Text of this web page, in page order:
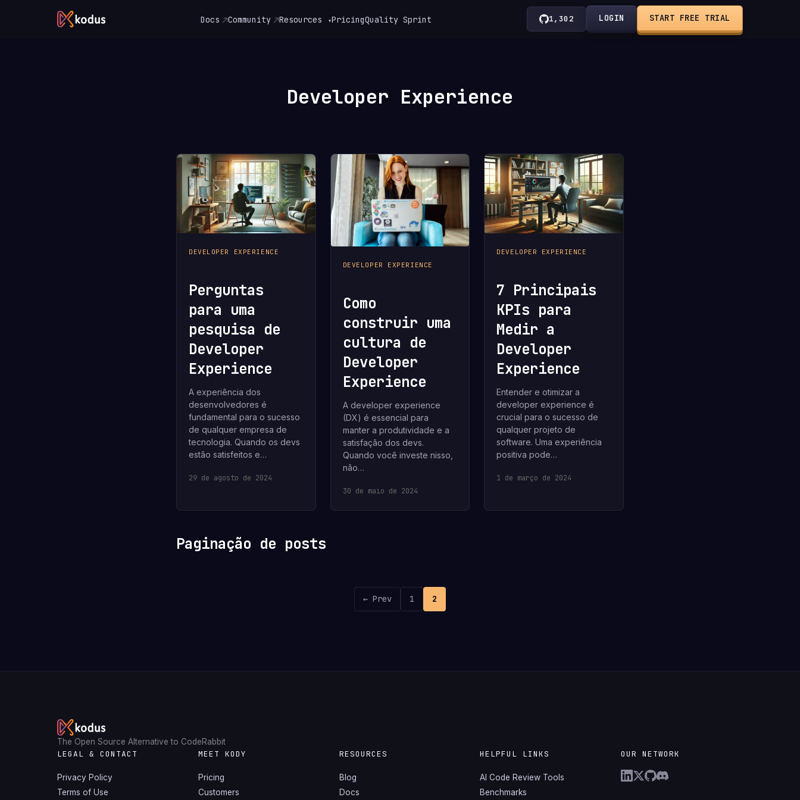
Docs Community Resources ▾PricingQuality Sprint 1,302 LOGIN START FREE TRIAL
Developer Experience
DEVELOPER EXPERIENCE
Perguntas
para uma
pesquisa de
Developer
Experience
A experiência dos
desenvolvedores é
fundamental para o sucesso
de qualquer empresa de
tecnologia. Quando os devs
estão satisfeitos e…
29 de agosto de 2024
DEVELOPER EXPERIENCE
Como
construir uma
cultura de
Developer
Experience
A developer experience
(DX) é essencial para
manter a produtividade e a
satisfação dos devs.
Quando você investe nisso,
não…
30 de maio de 2024
DEVELOPER EXPERIENCE
7 Principais
KPIs para
Medir a
Developer
Experience
Entender e otimizar a
developer experience é
crucial para o sucesso de
qualquer projeto de
software. Uma experiência
positiva pode…
1 de março de 2024
Paginação de posts
← Prev 1 2
The Open Source Alternative to CodeRabbit
LEGAL & CONTACT
Privacy Policy
Terms of Use
MEET KODY
Pricing
Customers
RESOURCES
Blog
Docs
HELPFUL LINKS
AI Code Review Tools
Benchmarks
OUR NETWORK